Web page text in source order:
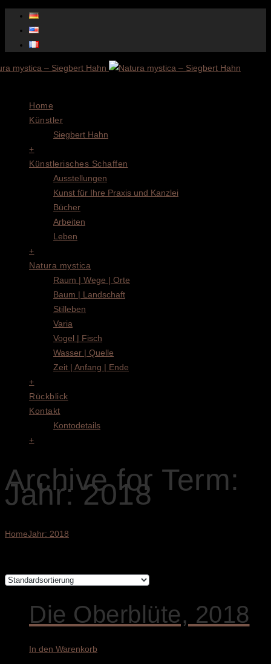
Home
Künstler
Siegbert Hahn
+
Künstlerisches Schaffen
Ausstellungen
Kunst für Ihre Praxis und Kanzlei
Bücher
Arbeiten
Leben
+
Natura mystica
Raum | Wege | Orte
Baum | Landschaft
Stilleben
Varia
Vogel | Fisch
Wasser | Quelle
Zeit | Anfang | Ende
+
Rückblick
Kontakt
Kontodetails
+
Archive for Term:
Jahr: 2018
HomeJahr: 2018
Die Oberblüte, 2018
In den Warenkorb